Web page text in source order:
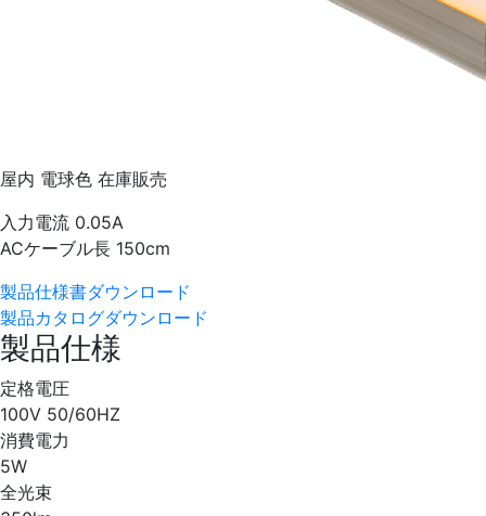
屋内 電球色 在庫販売
入力電流 0.05A
ACケーブル長 150cm
製品仕様書ダウンロード
製品カタログダウンロード
製品仕様
定格電圧
100V 50/60HZ
消費電力
5W
全光束